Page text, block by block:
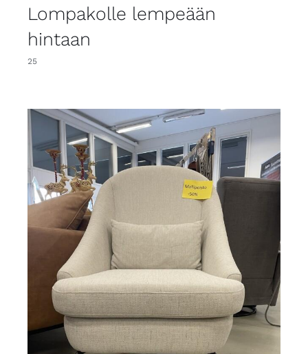
Lompakolle lempeään
hintaan
25